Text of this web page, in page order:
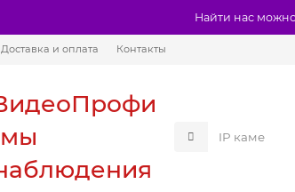
Найти нас
Доставка и оплата Контакты